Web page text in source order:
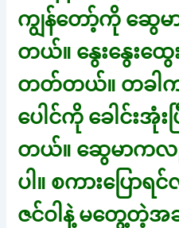
ကျွန်တော့်ကို ဆွေမ
တယ်။ နွေးနွေးထွ
တတ်တယ်။ တခါက
ပေါင်ကို ခေါင်းအုံး
တယ်။ ဆွေမာက
ပါ။ စကားပြော
ဇင်ဝါနဲ့ မတွေ့တဲ့အ